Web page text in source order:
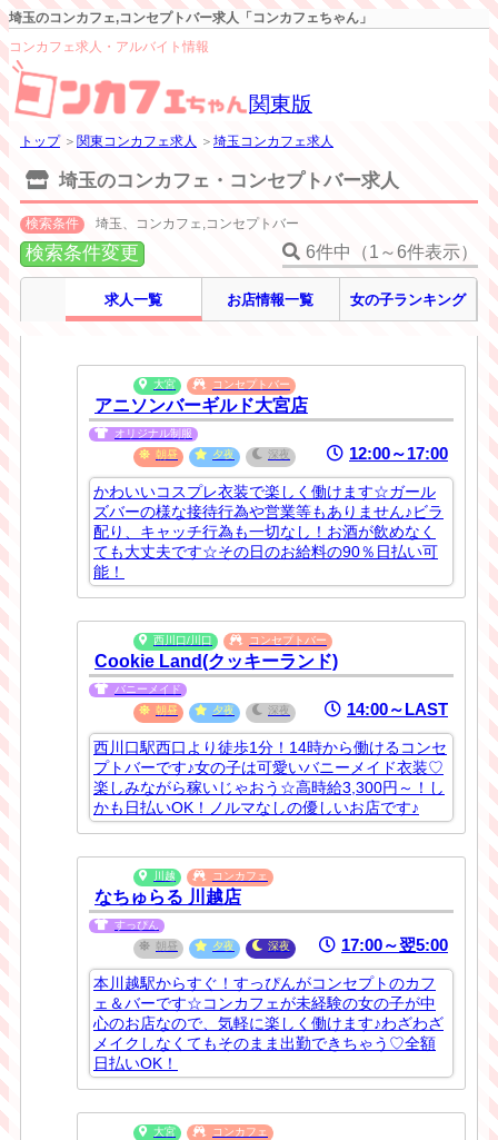
埼玉のコンカフェ,コンセプトバー求人「コンカフェちゃん」
コンカフェ求人・アルバイト情報
関東版
トップ＞ 関東コンカフェ求人 ＞ 埼玉コンカフェ求人
埼玉のコンカフェ・コンセプトバー求人
検索条件 埼玉、コンカフェ,コンセプトバー
6件中（1～6件表示）
検索条件変更
求人一覧 お店情報一覧 女の子ランキング
大宮 コンセプトバー
アニソンバーギルド大宮店
オリジナル制服
朝昼
夕夜 深夜 12:00～17:00
かわいいコスプレ衣装で楽しく働けます☆ガール
ズバーの様な接待行為や営業等もありません♪ビラ
配り、キャッチ行為も一切なし！お酒が飲めなく
ても大丈夫です☆その日のお給料の90％日払い可
能！
西川口/川口 コンセプトバー
Cookie Land(クッキーランド)
バニーメイド
朝昼
夕夜 深夜 14:00～LAST
西川口駅西口より徒歩1分！14時から働けるコンセ
プトバーです♪女の子は可愛いバニーメイド衣装♡
楽しみながら稼いじゃおう☆高時給3,300円～！し
かも日払いOK！ノルマなしの優しいお店です♪
川越 コンカフェ
なちゅらる 川越店
すっぴん
朝昼
夕夜 深夜 17:00～翌5:00
本川越駅からすぐ！すっぴんがコンセプトのカフ
ェ＆バーです☆コンカフェが未経験の女の子が中
心のお店なので、気軽に楽しく働けます♪わざわざ
メイクしなくてもそのまま出勤できちゃう♡全額
日払いOK！
大宮 コンカフェ